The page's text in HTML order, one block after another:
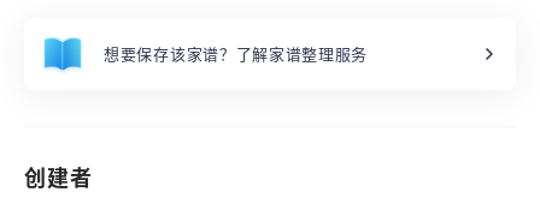
想要保存该家谱？了解家谱整理服务
创建者